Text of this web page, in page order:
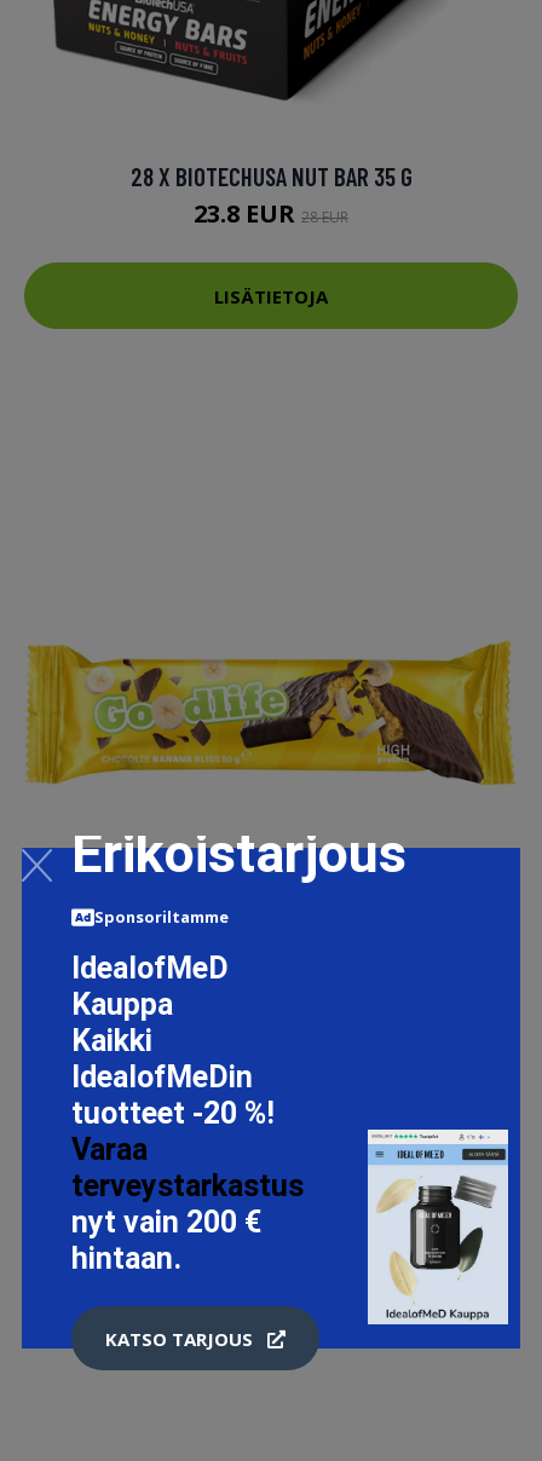
28 X BIOTECHUSA NUT BAR 35 G
23.8 EUR 28 EUR
LISÄTIETOJA
GOODLIFE 50 G PROTEINBARS CHOCOLATE BANANA
1.6 EUR
Erikoistarjous
Sponsoriltamme
IdealofMeD
Kauppa
Kaikki
IdealofMeDin
tuotteet -20 %!
Varaa
terveystarkastus
nyt vain 200 €
hintaan.
KATSO TARJOUS